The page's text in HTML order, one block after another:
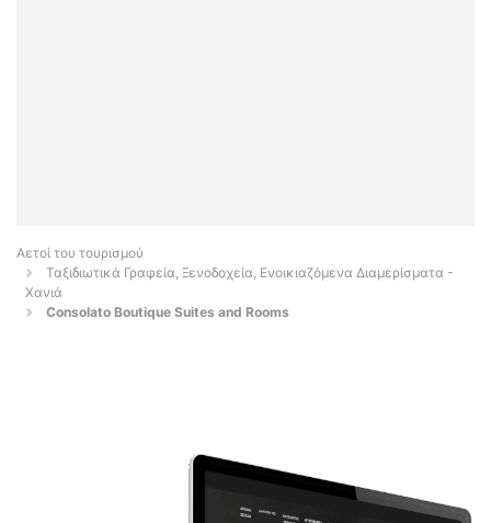
Αετοί του τουρισμού
Ταξιδιωτικά Γραφεία, Ξενοδοχεία, Ενοικιαζόμενα Διαμερίσματα -
Χανιά
Consolato Boutique Suites and Rooms